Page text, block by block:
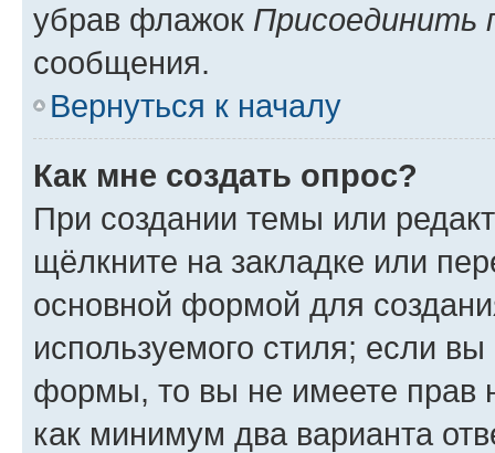
убрав флажок Присоединить
сообщения.
Вернуться к началу
Как мне создать опрос?
При создании темы или
щёлкните на закладке или
основной формой для
используемого стиля; если
формы, то вы не имеете прав
как минимум два варианта